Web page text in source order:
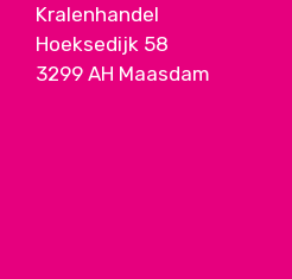
Kralenhandel
Hoeksedijk 58
3299 AH Maasdam